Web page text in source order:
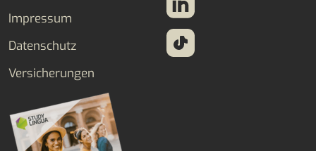
Impressum
Datenschutz
Versicherungen